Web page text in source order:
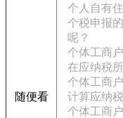
随便看
个人自有
个税申报
呢？
个体工商
在应纳税
个体工商
计算应纳
个体工商